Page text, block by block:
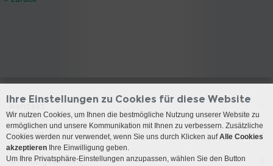
Kontakt
Anreise
Öffnungszeiten
Ihre Einstellungen zu Cookies für diese Website
Wir nutzen Cookies, um Ihnen die bestmögliche Nutzung unserer Website zu
ermöglichen und unsere Kommunikation mit Ihnen zu verbessern. Zusätzliche
Cookies werden nur verwendet, wenn Sie uns durch Klicken aufAlle Cookies
akzeptieren Ihre Einwilligung geben.
Um Ihre Privatsphäre-Einstellungen anzupassen, wählen Sie den Button